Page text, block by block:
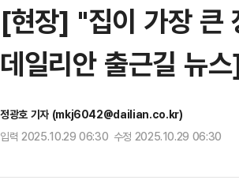
[현장] "집이 가장
데일리안 출근길 뉴
정광호 기자 (mkj6042@dailian.co.kr)
입력 2025.10.29 06:30 수정 2025.10.29 06:30